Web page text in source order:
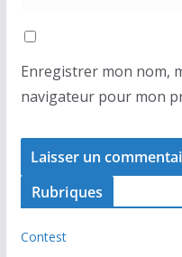
Enregistrer mon nom,
navigateur pour mon
Rubriques
Contest